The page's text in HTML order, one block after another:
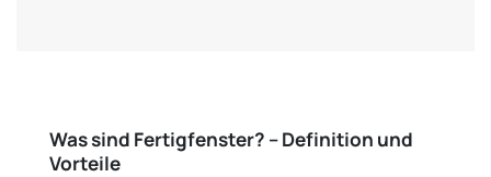
Was sind Fertigfenster? – Definition und
Vorteile